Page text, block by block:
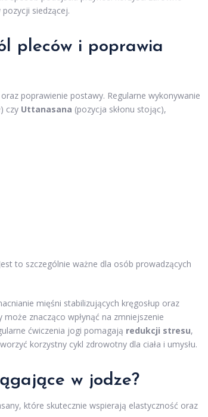
siedzącej.
pleców i poprawia
poprawienie postawy. Regularne wykonywanie
czy Uttanasana (pozycja skłonu stojąc),
to szczególnie ważne dla osób prowadzących
mięśni stabilizujących kręgosłup oraz
znacząco wpłynąć na zmniejszenie
ćwiczenia jogi pomagają redukcji stresu,
korzystny cykl zdrowotny dla ciała i umysłu.
w jodze?
które skutecznie wspierają elastyczność oraz